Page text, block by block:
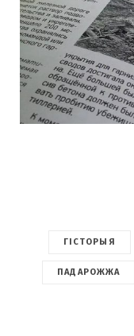
ГІСТОРЫЯ
ПАДАРОЖЖА